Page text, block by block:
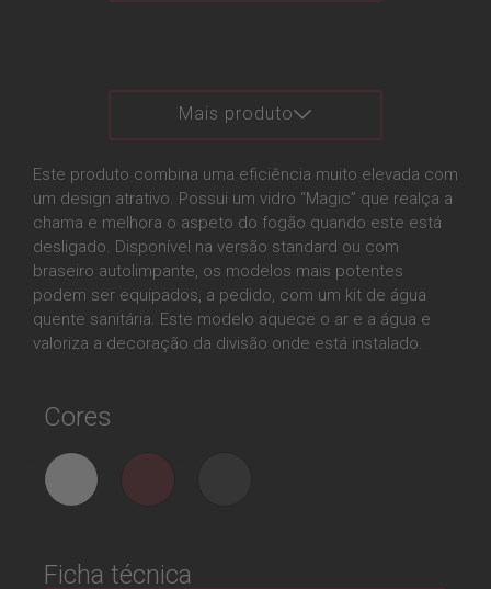
Mais produto
Este produto combina uma eficiência muito elevada com
um design atrativo. Possui um vidro “Magic” que realça a
chama e melhora o aspeto do fogão quando este está
desligado. Disponível na versão standard ou com
braseiro autolimpante, os modelos mais potentes
podem ser equipados, a pedido, com um kit de água
quente sanitária. Este modelo aquece o ar e a água e
valoriza a decoração da divisão onde está instalado.
Cores
Ficha técnica